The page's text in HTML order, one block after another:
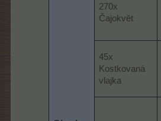
270x
Čajokvět
45x
Kostkovaná
vlajka